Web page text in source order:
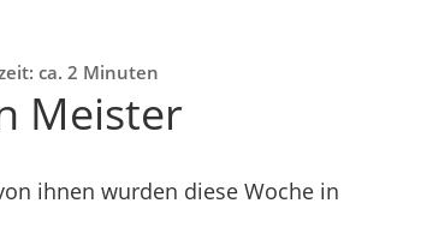
ca. 2 Minuten
Meister
ihnen wurden diese Woche in